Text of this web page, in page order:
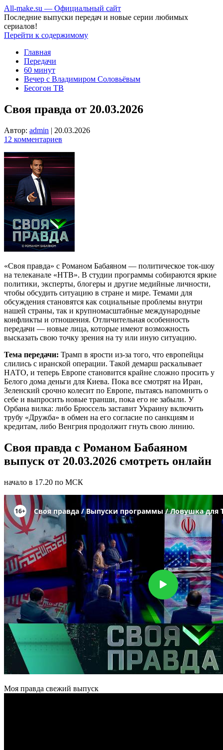
All-make.su — Официальный сайт
Последние выпуски передач и новые серии любимых
сериалов!
Перейти к содержимому
Главная
Передачи
60 минут
Вечер с Владимиром Соловьёвым
Бесогон ТВ
Своя правда от 20.03.2026
Автор: admin | 20.03.2026
12 комментариев
«Своя правда» с Романом Бабаяном — политическое ток-шоу
на телеканале «НТВ». В студии программы собираются яркие
политики, эксперты, блогеры и другие медийные личности,
чтобы обсудить ситуацию в стране и мире. Темами для
обсуждения становятся как социальные проблемы внутри
нашей страны, так и крупномасштабные международные
конфликты и отношения. Отличительная особенность
передачи — новые лица, которые имеют возможность
высказать свою точку зрения на ту или иную ситуацию.
Тема передачи: Трамп в ярости из-за того, что европейцы
слились с иранской операции. Такой демарш раскалывает
НАТО, и теперь Европе становится крайне сложно просить у
Белого дома деньги для Киева. Пока все смотрят на Иран,
Зеленский срочно колесит по Европе, пытаясь напомнить о
себе и выпросить новые транши, пока его не забыли. У
Орбана вилка: либо Брюссель заставит Украину включить
трубу «Дружба» в обмен на его согласие по санкциям и
кредитам, либо Венгрия продолжит гнуть свою линию.
Своя правда с Романом Бабаяном
выпуск от 20.03.2026 смотреть онлайн
начало в 17.20 по МСК
Моя правда свежий выпуск